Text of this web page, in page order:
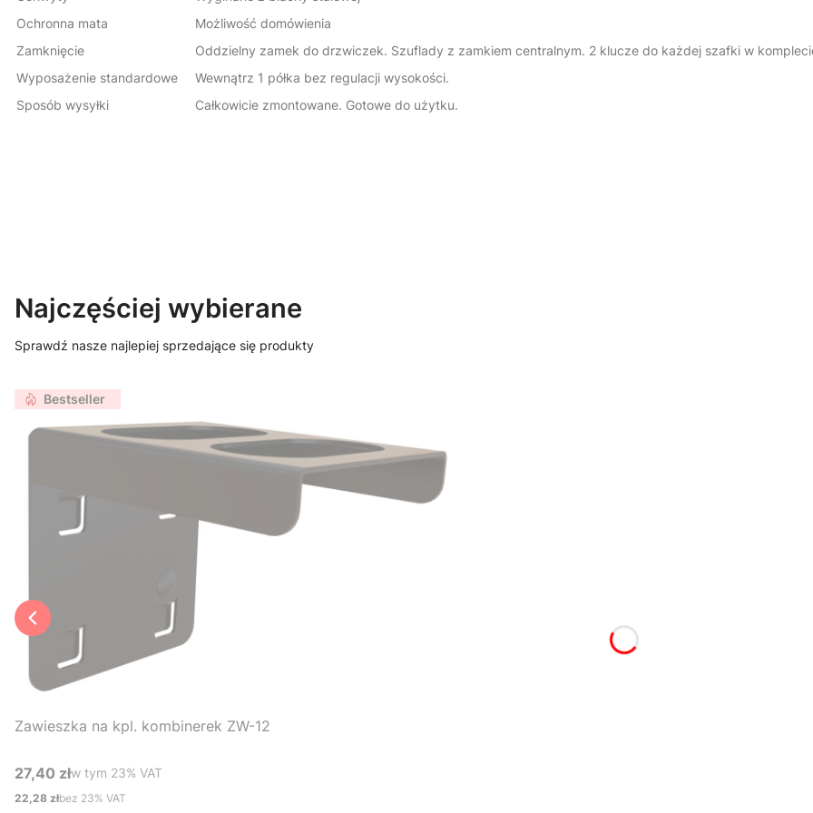
Ochronna mata
Możliwość domówienia
Zamknięcie
Oddzielny zamek do drzwiczek. Szuflady z zamkiem centralnym. 2 klucze do każdej szafki w
Wyposażenie standardowe
Wewnątrz 1 półka bez regulacji wysokości.
Sposób wysyłki
Całkowicie zmontowane. Gotowe do użytku.
Najczęściej wybierane
Sprawdź nasze najlepiej sprzedające się produkty
Bestseller
Zawieszka na kpl. kombinerek ZW-12
Cena brutto
27,40 złw tym %s VAT
w tym 23% VAT
Cena netto
22,28 złbez 23% VAT